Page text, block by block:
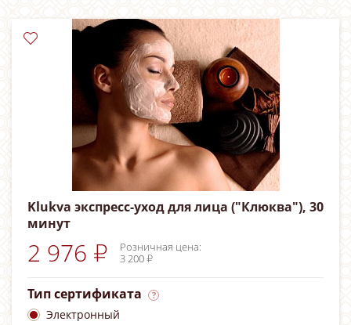
Klukva экспресс-уход для лица ("Клюква"), 30
минут
2 976 ₽
Розничная цена:
3 200 ₽
Тип сертификата
Электронный